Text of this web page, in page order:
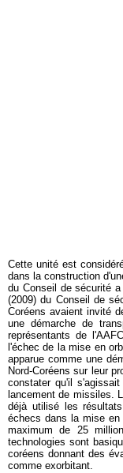
Cette unité est
dans la construction
du Conseil de sécurité
(2009) du Conseil de
Coréens avaient invité
une démarche de
représentants de
l'échec de la mise en
apparue comme une
Nord-Coréens sur leur
constater qu'il
lancement de missiles.
déjà utilisé les
échecs dans la mise
maximum de 25
technologies sont
coréens donnant des
comme exorbitant.